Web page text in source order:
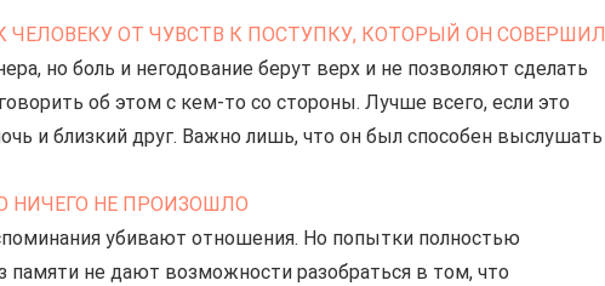
ЧЕЛОВЕКУ ОТ ЧУВСТВ К ПОСТУПКУ, КОТОРЫЙ ОН СОВЕРШИЛ
но боль и негодование берут верх и не позволяют сделать
об этом с кем-то со стороны. Лучше всего, если это
и близкий друг. Важно лишь, что он был способен выслушать
НИЧЕГО НЕ ПРОИЗОШЛО
убивают отношения. Но попытки полностью
не дают возможности разобраться в том, что